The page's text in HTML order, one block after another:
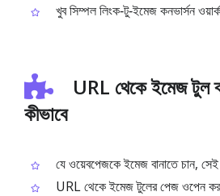
খুব সিম্পল লিংক‑টু‑ইমেজ কনভার্সন
URL থেকে ইমেজ টুল
কীভাবে
যে ওয়েবপেজকে ইমেজ বানাতে চান,
URL থেকে ইমেজ টুলের পেজ ওপেন